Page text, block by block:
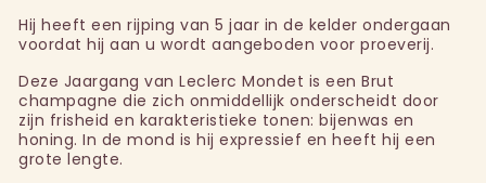
Hij heeft een rijping van 5 jaar in de kelder ondergaan
voordat hij aan u wordt aangeboden voor proeverij.
Deze Jaargang van Leclerc Mondet is een Brut
champagne die zich onmiddellijk onderscheidt door
zijn frisheid en karakteristieke tonen: bijenwas en
honing. In de mond is hij expressief en heeft hij een
grote lengte.